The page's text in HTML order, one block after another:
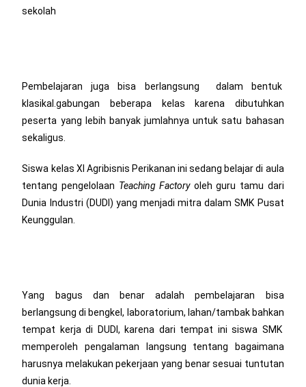
sekolah
Pembelajaran juga bisa berlangsung dalam bentuk
klasikal.gabungan beberapa kelas karena dibutuhkan
peserta yang lebih banyak jumlahnya untuk satu bahasan
sekaligus.
Siswa kelas XI Agribisnis Perikanan ini sedang belajar di aula
tentang pengelolaan Teaching Factoryoleh guru tamu dari
Dunia Industri (DUDI) yang menjadi mitra dalam SMK Pusat
Keunggulan.
Yang bagus dan benar adalah pembelajaran bisa
berlangsung di bengkel, laboratorium, lahan/tambak bahkan
tempat kerja di DUDI, karena dari tempat ini siswa SMK
memperoleh pengalaman langsung tentang bagaimana
harusnya melakukan pekerjaan yang benar sesuai tuntutan
dunia kerja.